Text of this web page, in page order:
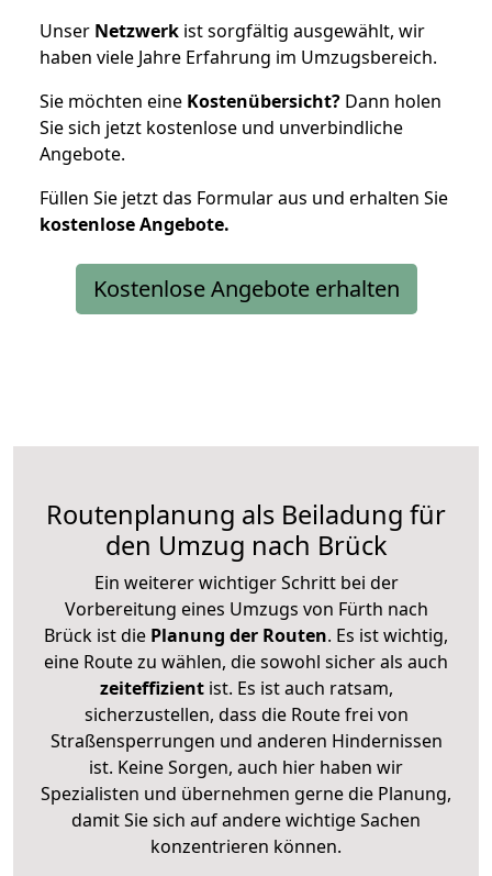
Unser Netzwerk ist sorgfältig ausgewählt, wir
haben viele Jahre Erfahrung im Umzugsbereich.
Sie möchten eine Kostenübersicht? Dann holen
Sie sich jetzt kostenlose und unverbindliche
Angebote.
Füllen Sie jetzt das Formular aus und erhalten Sie
kostenloseAngebote.
Kostenlose Angebote erhalten
Routenplanung als Beiladung für
den Umzug nach Brück
Ein weiterer wichtiger Schritt bei der
Vorbereitung eines Umzugs von Fürth nach
Brück ist die Planung der Routen. Es ist wichtig,
eine Route zu wählen, die sowohl sicher als auch
zeiteffizientist. Es ist auch ratsam,
sicherzustellen, dass die Route frei von
Straßensperrungen und anderen Hindernissen
ist. Keine Sorgen, auch hier haben wir
Spezialisten und übernehmen gerne die Planung,
damit Sie sich auf andere wichtige Sachen
konzentrieren können.